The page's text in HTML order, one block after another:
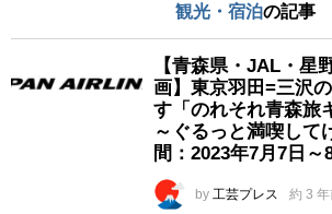
観光・宿泊の記事
【青森県・JAL・星
画】東京羽田=三沢
す「のれそれ青森旅
～ぐるっと満喫して
間：2023年7月7日～
by 工芸プレス 約 3